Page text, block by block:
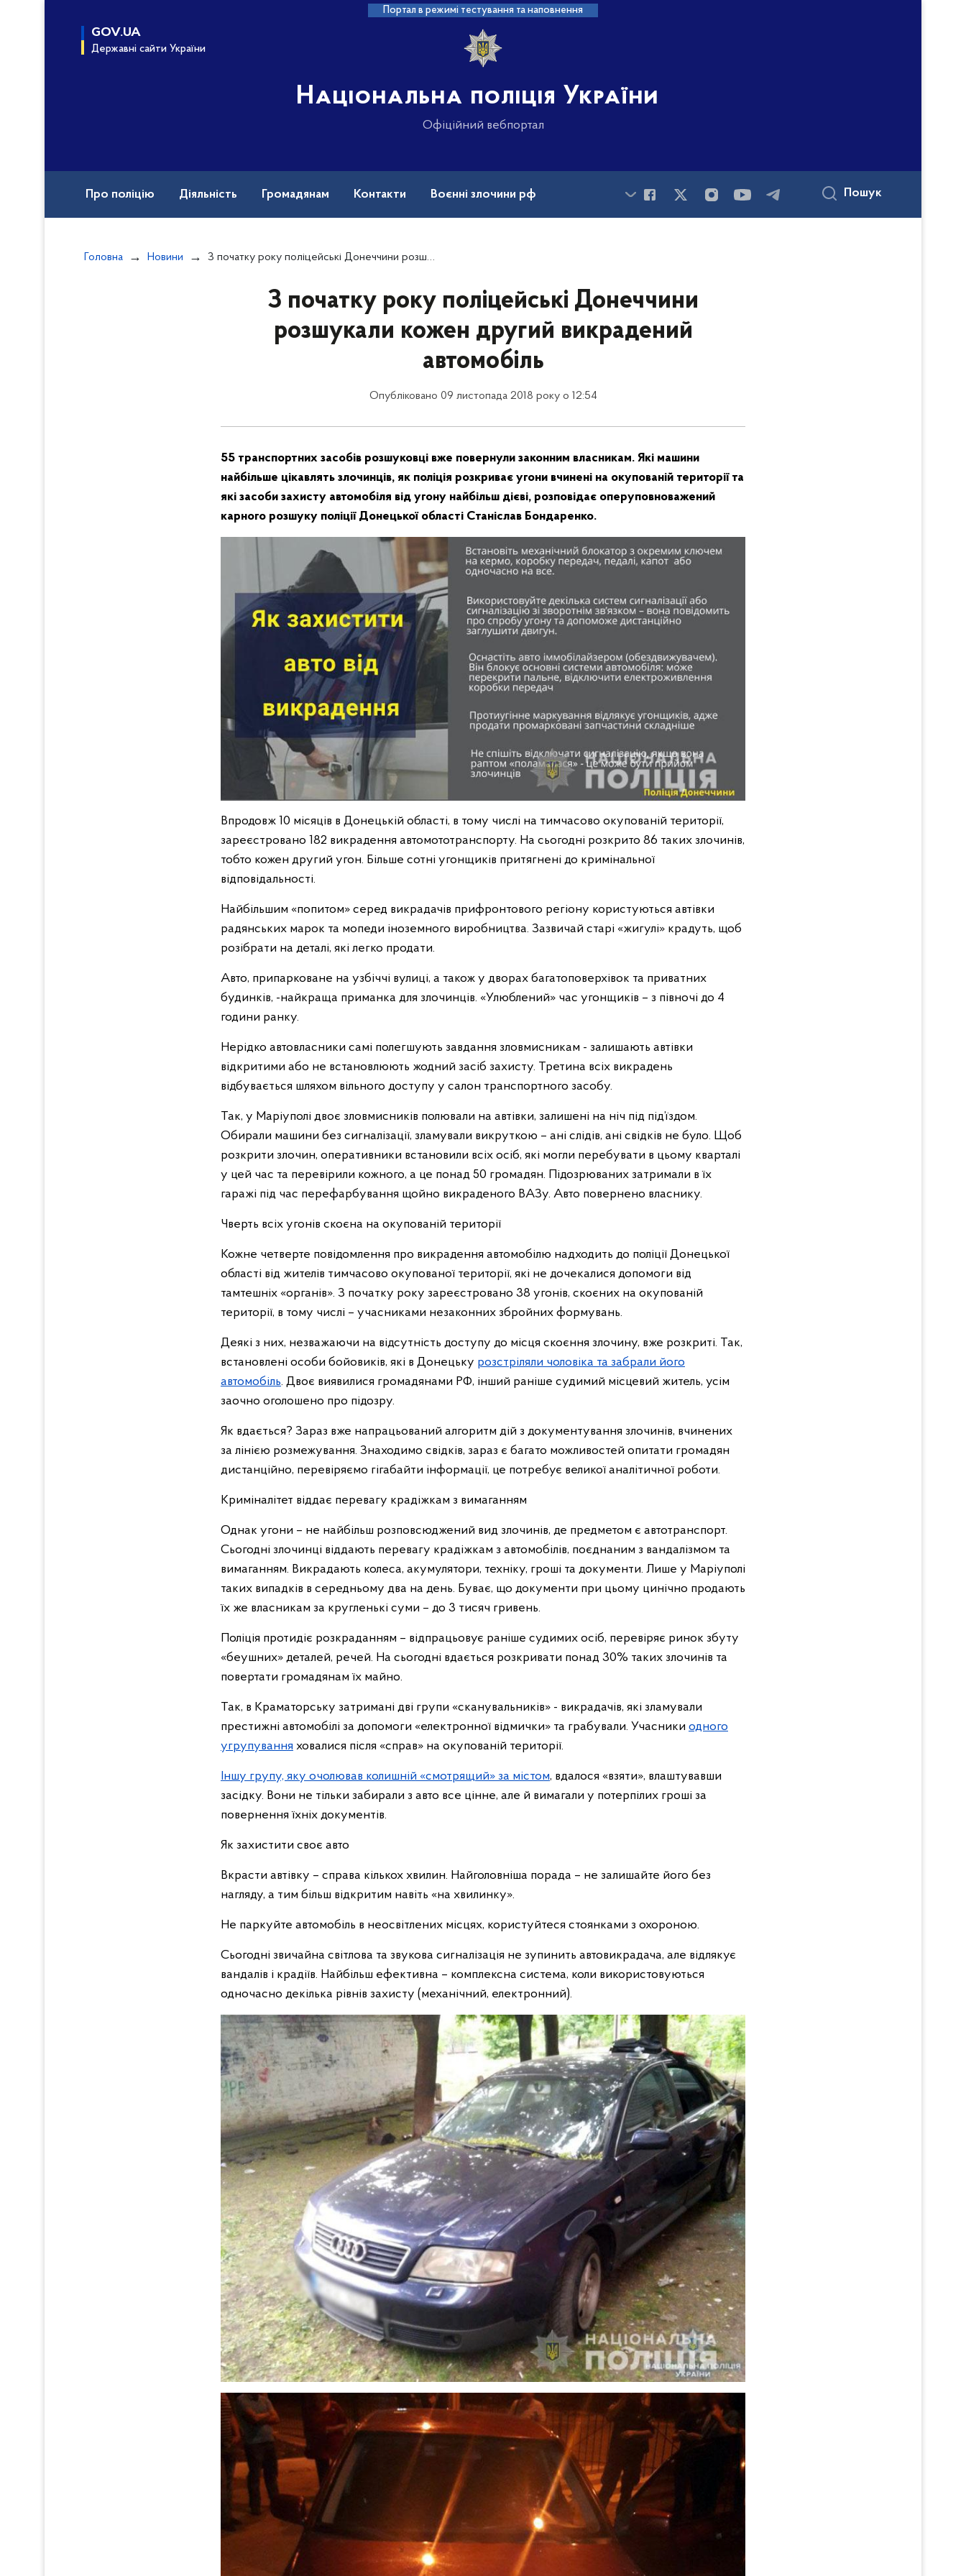
Портал в режимі тестування та наповнення
GOV.UA
Державні сайти України
Національна поліція України
Офіційний вебпортал
Про поліцію Діяльність Громадянам Контакти Воєнні злочини рф Пошук
Головна Новини З початку року поліцейські Донеччини розшукали кожен другий викрадений автомобіль
З початку року поліцейські Донеччини
розшукали кожен другий викрадений
автомобіль
Опубліковано 09 листопада 2018 року о 12:54
55 транспортних засобів розшуковці вже повернули законним власникам. Які машини
найбільше цікавлять злочинців, як поліція розкриває угони вчинені на окупованій території та
які засоби захисту автомобіля від угону найбільш дієві, розповідає оперуповноважений
карного розшуку поліції Донецької області Станіслав Бондаренко.
Впродовж 10 місяців в Донецькій області, в тому числі на тимчасово окупованій території,
зареєстровано 182 викрадення автомототранспорту. На сьогодні розкрито 86 таких злочинів,
тобто кожен другий угон. Більше сотні угонщиків притягнені до кримінальної
відповідальності.
Найбільшим «попитом» серед викрадачів прифронтового регіону користуються автівки
радянських марок та мопеди іноземного виробництва. Зазвичай старі «жигулі» крадуть, щоб
розібрати на деталі, які легко продати.
Авто, припарковане на узбіччі вулиці, а також у дворах багатоповерхівок та приватних
будинків, -найкраща приманка для злочинців. «Улюблений» час угонщиків – з півночі до 4
години ранку.
Нерідко автовласники самі полегшують завдання зловмисникам - залишають автівки
відкритими або не встановлюють жодний засіб захисту. Третина всіх викрадень
відбувається шляхом вільного доступу у салон транспортного засобу.
Так, у Маріуполі двоє зловмисників полювали на автівки, залишені на ніч під під’їздом.
Обирали машини без сигналізації, зламували викруткою – ані слідів, ані свідків не було. Щоб
розкрити злочин, оперативники встановили всіх осіб, які могли перебувати в цьому кварталі
у цей час та перевірили кожного, а це понад 50 громадян. Підозрюваних затримали в їх
гаражі під час перефарбування щойно викраденого ВАЗу. Авто повернено власнику.
Чверть всіх угонів скоєна на окупованій території
Кожне четверте повідомлення про викрадення автомобілю надходить до поліції Донецької
області від жителів тимчасово окупованої території, які не дочекалися допомоги від
тамтешніх «органів». З початку року зареєстровано 38 угонів, скоєних на окупованій
території, в тому числі – учасниками незаконних збройних формувань.
Деякі з них, незважаючи на відсутність доступу до місця скоєння злочину, вже розкриті. Так,
встановлені особи бойовиків, які в Донецьку розстріляли чоловіка та забрали його
автомобіль. Двоє виявилися громадянами РФ, інший раніше судимий місцевий житель, усім
заочно оголошено про підозру.
Як вдається? Зараз вже напрацьований алгоритм дій з документування злочинів, вчинених
за лінією розмежування. Знаходимо свідків, зараз є багато можливостей опитати громадян
дистанційно, перевіряємо гігабайти інформації, це потребує великої аналітичної роботи.
Криміналітет віддає перевагу крадіжкам з вимаганням
Однак угони – не найбільш розповсюджений вид злочинів, де предметом є автотранспорт.
Сьогодні злочинці віддають перевагу крадіжкам з автомобілів, поєднаним з вандалізмом та
вимаганням. Викрадають колеса, акумулятори, техніку, гроші та документи. Лише у Маріуполі
таких випадків в середньому два на день. Буває, що документи при цьому цинічно продають
їх же власникам за кругленькі суми – до 3 тисяч гривень.
Поліція протидіє розкраданням – відпрацьовує раніше судимих осіб, перевіряє ринок збуту
«беушних» деталей, речей. На сьогодні вдається розкривати понад 30% таких злочинів та
повертати громадянам їх майно.
Так, в Краматорську затримані дві групи «сканувальників» - викрадачів, які зламували
престижні автомобілі за допомоги «електронної відмички» та грабували. Учасники одного
угрупування ховалися після «справ» на окупованій території.
Іншу групу, яку очолював колишній «смотрящий» за містом, вдалося «взяти», влаштувавши
засідку. Вони не тільки забирали з авто все цінне, але й вимагали у потерпілих гроші за
повернення їхніх документів.
Як захистити своє авто
Вкрасти автівку – справа кількох хвилин. Найголовніша порада – не залишайте його без
нагляду, а тим більш відкритим навіть «на хвилинку».
Не паркуйте автомобіль в неосвітлених місцях, користуйтеся стоянками з охороною.
Сьогодні звичайна світлова та звукова сигналізація не зупинить автовикрадача, але відлякує
вандалів і крадіїв. Найбільш ефективна – комплексна система, коли використовуються
одночасно декілька рівнів захисту (механічний, електронний).